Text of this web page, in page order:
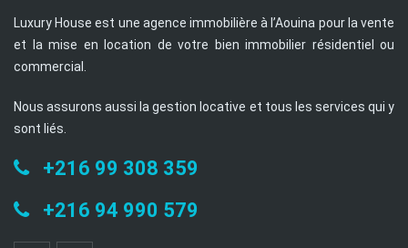
Luxury House est une agence immobilière à l’Aouina pour la vente
et la mise en location de votre bien immobilier résidentiel ou
commercial.
Nous assurons aussi la gestion locative et tous les services qui y
sont liés.
+216 99 308 359
+216 94 990 579